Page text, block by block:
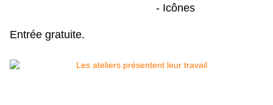
- Icônes
Entrée gratuite.